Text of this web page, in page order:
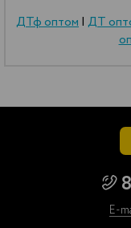
ДТф оптом| ДТ
E-